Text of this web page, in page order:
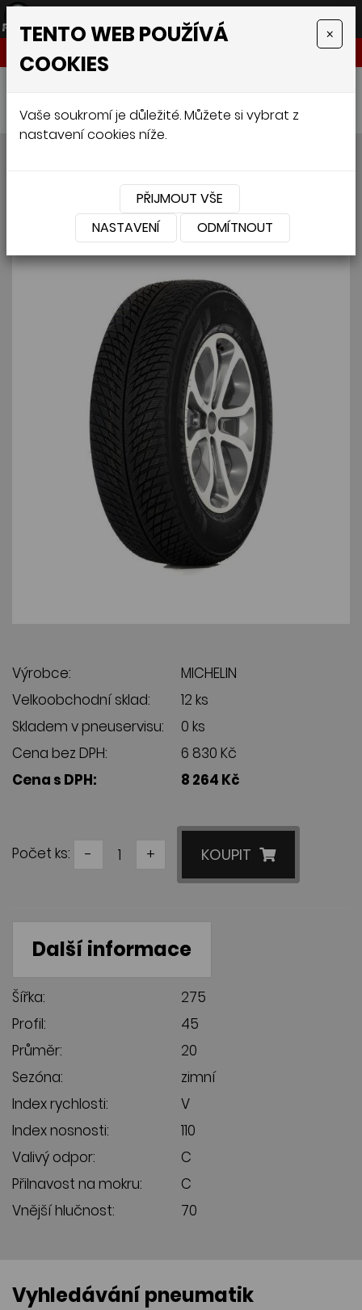
MICHELIN PILOT ALPIN 5 SUV N0 FSL 275/45 R20 110V
SUV N0 FSL 275/45 R20 110V
Výrobce:
MICHELIN
Velkoobchodní sklad:
12 ks
Skladem v pneuservisu:
0 ks
Cena bez DPH:
6 830 Kč
Cena s DPH:
8 264 Kč
Počet ks: - + KOUPIT
Další informace
Šířka:
275
Profil:
45
Průměr:
20
Sezóna:
zimní
Index rychlosti:
V
Index nosnosti:
110
Valivý odpor:
C
Přilnavost na mokru:
C
Vnější hlučnost:
70
Vyhledávání pneumatik
TENTO WEB POUŽÍVÁ
COOKIES
×
Vaše soukromí je důležité. Můžete si vybrat z
nastavení cookies níže.
PŘIJMOUT VŠE
NASTAVENÍ
ODMÍTNOUT